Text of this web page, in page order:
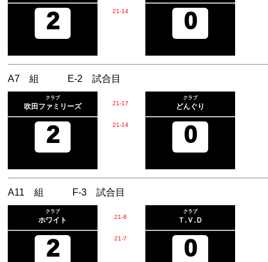
2 21-14 0
A7 組 E-2 試合目
クラブ
吹田ファミリーズ
2
21-17
21-14
クラブ
どんぐり
0
A11 組 F-3 試合目
クラブ
ホワイト
2
21-8
21-7
クラブ
Ｔ.Ｖ.Ｄ
0